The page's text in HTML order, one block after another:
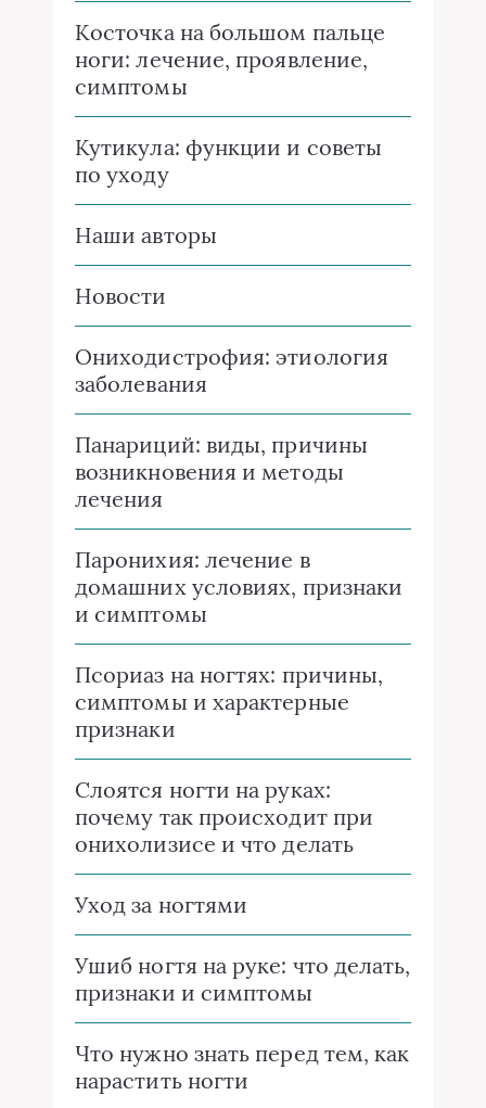
Косточка на большом пальце
ноги: лечение, проявление,
симптомы
Кутикула: функции и советы
по уходу
Наши авторы
Новости
Ониходистрофия: этиология
заболевания
Панариций: виды, причины
возникновения и методы
лечения
Паронихия: лечение в
домашних условиях, признаки
и симптомы
Псориаз на ногтях: причины,
симптомы и характерные
признаки
Слоятся ногти на руках:
почему так происходит при
онихолизисе и что делать
Уход за ногтями
Ушиб ногтя на руке: что делать,
признаки и симптомы
Что нужно знать перед тем, как
нарастить ногти